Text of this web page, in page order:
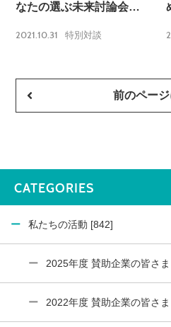
なたの選ぶ未来討論会
人に握らせるな！～」ア
2021.10.31 特別対談
前のペー
CATEGORIES
私たちの活動 [842]
2025年度 賛助企業の皆さ
2022年度 賛助企業の皆さ